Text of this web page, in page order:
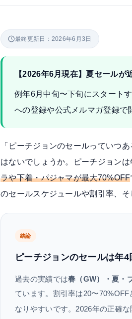
最終更新日：2026年6月3日
【2026年6月現在】夏セールが
例年6月中旬〜下旬にスタート
への登録や公式メルマガ登録で
「ピーチジョンのセールっていつ
はないでしょうか。ピーチジョン
ラや下着・パジャマが最大70%OFF
のセールスケジュールや割引率、
結論
ピーチジョンのセールは年4
過去の実績では春（GW）・夏・
ています。割引率は20〜
なりやすいです。2026年の正確